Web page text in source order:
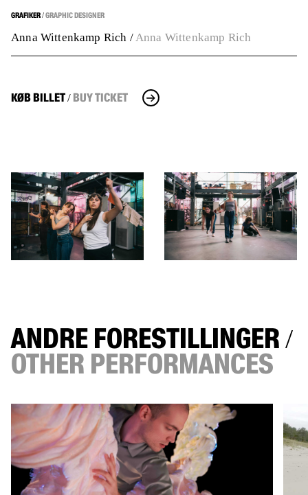
GRAFIKER/GRAPHIC DESIGNER
Anna Wittenkamp Rich / Anna Wittenkamp Rich
KØB BILLET/ BUY TICKET
ANDRE FORESTILLINGER /
OTHER PERFORMANCES